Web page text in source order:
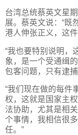
台湾总统蔡英文星
展。蔡英文说：“既
港人伸张正义，这
“我也要特别说明，
象，是一个受通缉
包客问题，只有逮
“我们现在做的每件
权，这就是国家主
法协助，尤其是相
个事情，我相信很
任。”